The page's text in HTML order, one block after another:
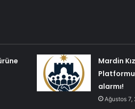
Mardin
alarmı!
Ağustos 7,